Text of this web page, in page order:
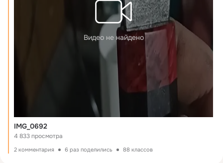
Видео не найдено
IMG_0692
4 833 просмотра
2 комментария 6 раз поделились 88 классов